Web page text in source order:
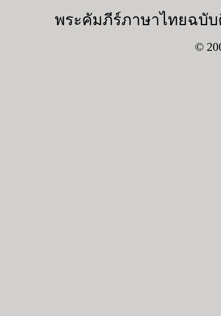
พระคัมภีร์ภาษาไทยฉบับ
©